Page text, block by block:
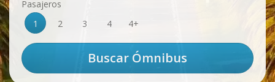
Pasajeros
1
2 3 4 4+